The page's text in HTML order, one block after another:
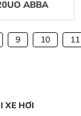
ABBA
9 10 11
XE HƠI